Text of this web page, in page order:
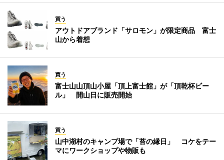
買う
アウトドアブランド「サロモン」が限定商品 富士
山から着想
買う
富士山山頂山小屋「頂上富士館」が「頂乾杯ビー
ル」 開山日に販売開始
買う
山中湖村のキャンプ場で「苔の縁日」 コケをテー
マにワークショップや物販も